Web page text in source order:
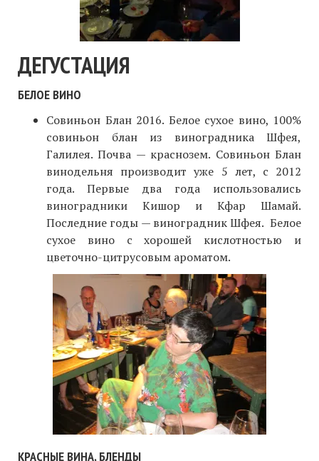
ДЕГУСТАЦИЯ
БЕЛОЕ ВИНО
Совиньон Блан 2016. Белое сухое вино, 100%
совиньон блан из виноградника Шфея,
Галилея. Почва — краснозем. Совиньон Блан
винодельня производит уже 5 лет, с 2012
года. Первые два года использовались
виноградники Кишор и Кфар Шамай.
Последние годы — виноградник Шфея. Белое
сухое вино с хорошей кислотностью и
цветочно-цитрусовым ароматом.
КРАСНЫЕ ВИНА, БЛЕНДЫ